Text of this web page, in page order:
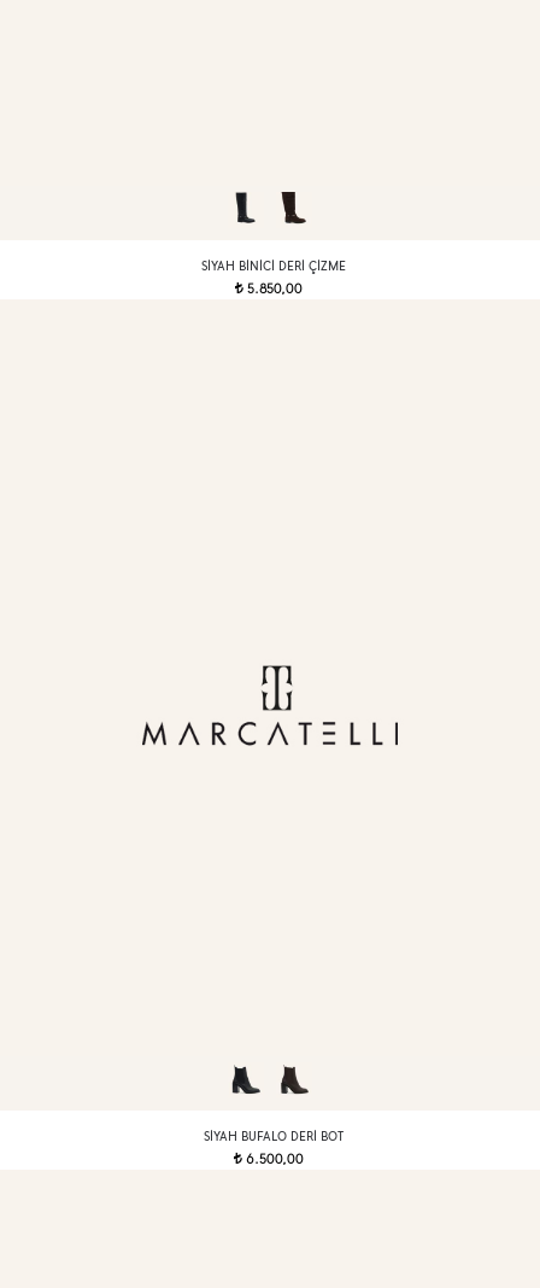
SIYAH BINICI DERI ÇIZME
t 5.850,00
SIYAH BUFALO DERI BOT
t 6.500,00